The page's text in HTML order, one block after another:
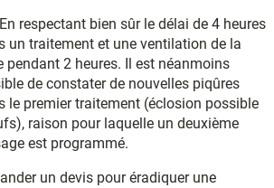
respectant bien sûr le délai de 4 heures
un traitement et une ventilation de la
pendant 2 heures. Il est néanmoins
de constater de nouvelles piqûres
le premier traitement (éclosion possible
raison pour laquelle un deuxième
est programmé.
un devis pour éradiquer une